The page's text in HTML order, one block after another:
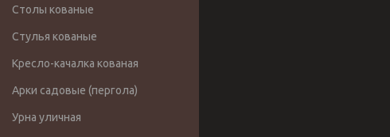
Столы кованые
Стулья кованые
Кресло-качалка кованая
Арки садовые (пергола)
Урна уличная